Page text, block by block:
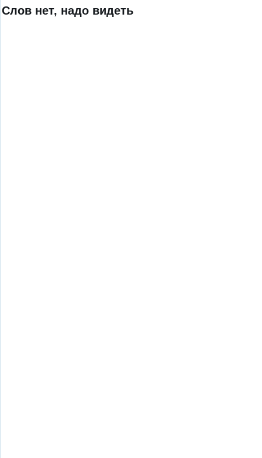
Слов нет, надо видеть